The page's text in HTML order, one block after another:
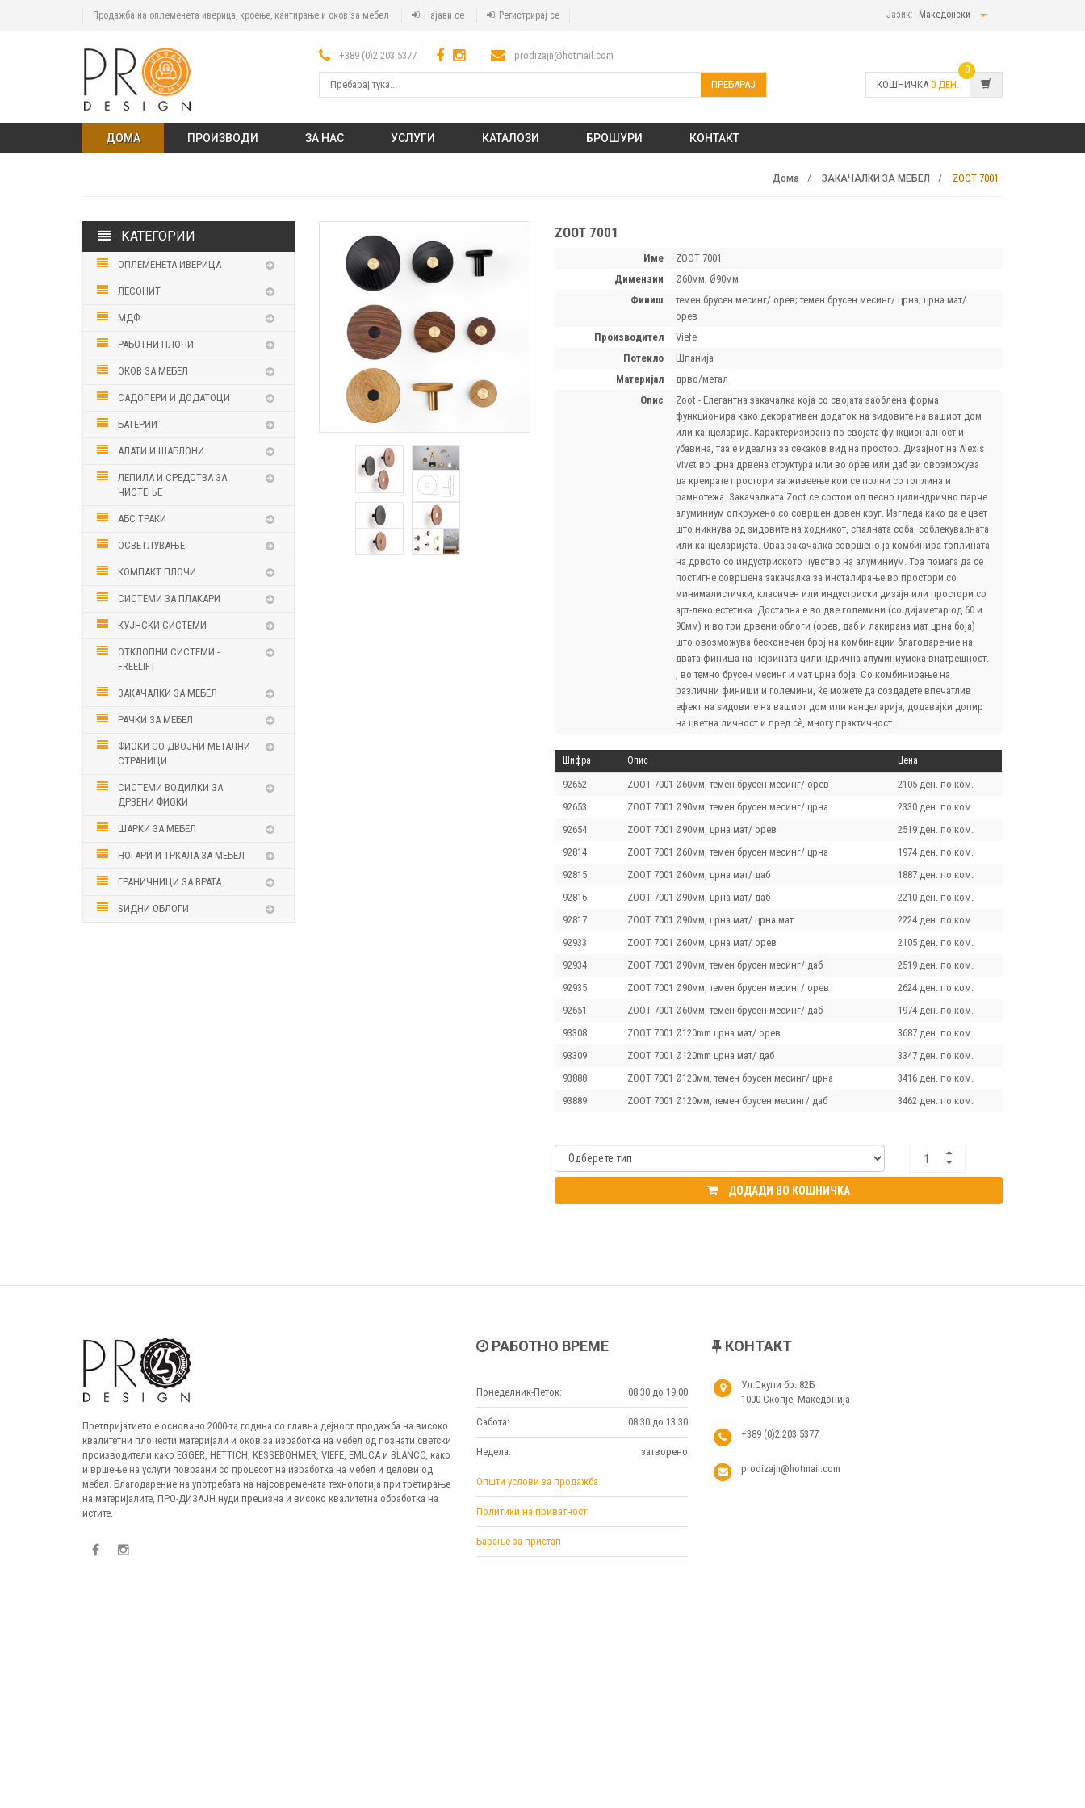
Продажба на оплеменета иверица, кроење, кантирање и оков за мебел Најави се Регистрирај се Јазик: Македонски
+389 (0)2 203 5377 prodizajn@hotmail.com
ПРЕБАРАЈ КОШНИЧКА 0 ДЕН.
0
ДОМА ПРОИЗВОДИ ЗА НАС УСЛУГИ КАТАЛОЗИ БРОШУРИ КОНТАКТ
Дома ЗАКАЧАЛКИ ЗА МЕБЕЛ ZOOT 7001
КАТЕГОРИИ
ОПЛЕМЕНЕТА ИВЕРИЦА
ЛЕСОНИТ
МДФ
РАБОТНИ ПЛОЧИ
ОКОВ ЗА МЕБЕЛ
САДОПЕРИ И ДОДАТОЦИ
БАТЕРИИ
АЛАТИ И ШАБЛОНИ
ЛЕПИЛА И СРЕДСТВА ЗА
ЧИСТЕЊЕ
АБС ТРАКИ
ОСВЕТЛУВАЊЕ
КОМПАКТ ПЛОЧИ
СИСТЕМИ ЗА ПЛАКАРИ
КУЈНСКИ СИСТЕМИ
ОТКЛОПНИ СИСТЕМИ -
FREELIFT
ЗАКАЧАЛКИ ЗА МЕБЕЛ
РАЧКИ ЗА МЕБЕЛ
ФИОКИ СО ДВОЈНИ МЕТАЛНИ
СТРАНИЦИ
СИСТЕМИ ВОДИЛКИ ЗА
ДРВЕНИ ФИОКИ
ШАРКИ ЗА МЕБЕЛ
НОГАРИ И ТРКАЛА ЗА МЕБЕЛ
ГРАНИЧНИЦИ ЗА ВРАТА
ЅИДНИ ОБЛОГИ
ZOOT 7001
Име
ZOOT 7001
димензии
Ø60мм; Ø90мм
финиш
темен брусен месинг/ орев; темен брусен месинг/ црна; црна мат/
орев
производител
Viefe
потекло
Шпанија
материјал
дрво/метал
опис
Zoot - Елегантна закачалка која со својата заоблена форма
функционира како декоративен додаток на ѕидовите на вашиот дом
или канцеларија. Карактеризирана по својата функционалност и
убавина, таа е идеална за секаков вид на простор. Дизајнот на Alexis
Vivet во црна дрвена структура или во орев или даб ви овозможува
да креирате простори за живеење кои се полни со топлина и
рамнотежа. Закачалката Zoot се состои од лесно цилиндрично парче
алуминиум опкружено со совршен дрвен круг. Изгледа како да е цвет
што никнува од ѕидовите на ходникот, спалната соба, соблекувалната
или канцеларијата. Оваа закачалка совршено ја комбинира топлината
на дрвото со индустриското чувство на алуминиум. Тоа помага да се
постигне совршена закачалка за инсталирање во простори со
минималистички, класичен или индустриски дизајн или простори со
арт-деко естетика. Достапна е во две големини (со дијаметар од 60 и
90мм) и во три дрвени облоги (орев, даб и лакирана мат црна боја)
што овозможува бесконечен број на комбинации благодарение на
двата финиша на нејзината цилиндрична алуминиумска внатрешност.
, во темно брусен месинг и мат црна боја. Со комбинирање на
различни финиши и големини, ќе можете да создадете впечатлив
ефект на ѕидовите на вашиот дом или канцеларија, додавајќи допир
на цветна личност и пред сè, многу практичност.
Шифра Опис Цена
92652 ZOOT 7001 Ø60мм, темен брусен месинг/ орев
2105 ден. по ком.
92653
ZOOT 7001 Ø90мм, темен брусен месинг/ црна
2330 ден. по ком.
92654
ZOOT 7001 Ø90мм, црна мат/ орев
2519 ден. по ком.
92814
ZOOT 7001 Ø60мм, темен брусен месинг/ црна
1974 ден. по ком.
92815
ZOOT 7001 Ø60мм, црна мат/ даб
1887 ден. по ком.
92816
ZOOT 7001 Ø90мм, црна мат/ даб
2210 ден. по ком.
92817
ZOOT 7001 Ø90мм, црна мат/ црна мат
2224 ден. по ком.
92933
ZOOT 7001 Ø60мм, црна мат/ орев
2105 ден. по ком.
92934
ZOOT 7001 Ø90мм, темен брусен месинг/ даб
2519 ден. по ком.
92935
ZOOT 7001 Ø90мм, темен брусен месинг/ орев
2624 ден. по ком.
92651
ZOOT 7001 Ø60мм, темен брусен месинг/ даб
1974 ден. по ком.
93308
ZOOT 7001 Ø120mm црна мат/ орев
3687 ден. по ком.
93309
ZOOT 7001 Ø120mm црна мат/ даб
3347 ден. по ком.
93888
ZOOT 7001 Ø120мм, темен брусен месинг/ црна
3416 ден. по ком.
93889
ZOOT 7001 Ø120мм, темен брусен месинг/ даб 3462 ден. по ком.
ДОДАДИ ВО КОШНИЧКА
Претпријатието е основано 2000-та година со главна дејност продажба на високо
квалитетни плочести материјали и оков за изработка на мебел од познати светски
производители како EGGER, HETTICH, KESSEBOHMER, VIEFE, EMUCA и BLANCO, како
и вршење на услуги поврзани со процесот на изработка на мебел и делови од
мебел. Благодарение на употребата на најсовремената технологија при третирање
на материјалите, ПРО-ДИЗАЈН нуди прецизна и високо квалитетна обработка на
истите.
РАБОТНО ВРЕМЕ
Понеделник-Петок: 08:30 до 19:00
Сабота: 08:30 до 13:30
Недела: затворено
Општи услови за продажба
Политики на приватност
Барање за пристап
КОНТАКТ
Ул.Скупи бр. 82Б
1000 Скопје, Македонија
+389 (0)2 203 5377
prodizajn@hotmail.com